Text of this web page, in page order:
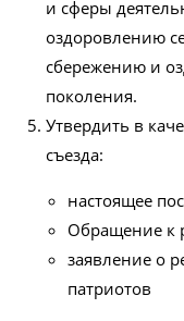
и сферы
оздоровлению
сбережению и
поколения.
Утвердить в
съезда:
настоящее
Обращение к
заявление о
патриотов